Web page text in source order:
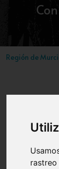
Región de
Santuarios
Glosario